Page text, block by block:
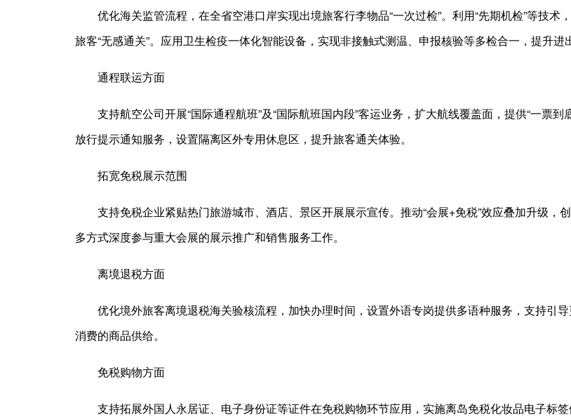
优化海关监管流程，在全省空港口岸实现出境旅客行李物品“一次过检”。利用“先期机检”等技
旅客“无感通关”。应用卫生检疫一体化智能设备，实现非接触式测温、申报核验等多检合一，提升进
通程联运方面
支持航空公司开展“国际通程航班”及“国际航班国内段”客运业务，扩大航线覆盖面，提供“一票
放行提示通知服务，设置隔离区外专用休息区，提升旅客通关体验。
拓宽免税展示范围
支持免税企业紧贴热门旅游城市、酒店、景区开展展示宣传。推动“会展+免税”效应叠加升级
多方式深度参与重大会展的展示推广和销售服务工作。
离境退税方面
优化境外旅客离境退税海关验核流程，加快办理时间，设置外语专岗提供多语种服务，支持引
消费的商品供给。
免税购物方面
支持拓展外国人永居证、电子身份证等证件在免税购物环节应用，实施离岛免税化妆品电子标